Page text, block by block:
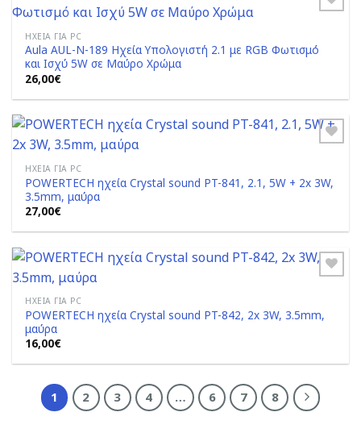
Add to
ΗΧΕΊΑ ΓΙΑ PC
Aula AUL-N-189 Ηχεία Υπολογιστή 2.1 με RGB Φωτισμό
και Ισχύ 5W σε Μαύρο Χρώμα
26,00€
Add to
ΗΧΕΊΑ ΓΙΑ PC
POWERTECH ηχεία Crystal sound PT-841, 2.1, 5W + 2x 3W,
3.5mm, μαύρα
27,00€
Add to
ΗΧΕΊΑ ΓΙΑ PC
POWERTECH ηχεία Crystal sound PT-842, 2x 3W, 3.5mm,
μαύρα
16,00€
1 2 3 4 … 6 7 8